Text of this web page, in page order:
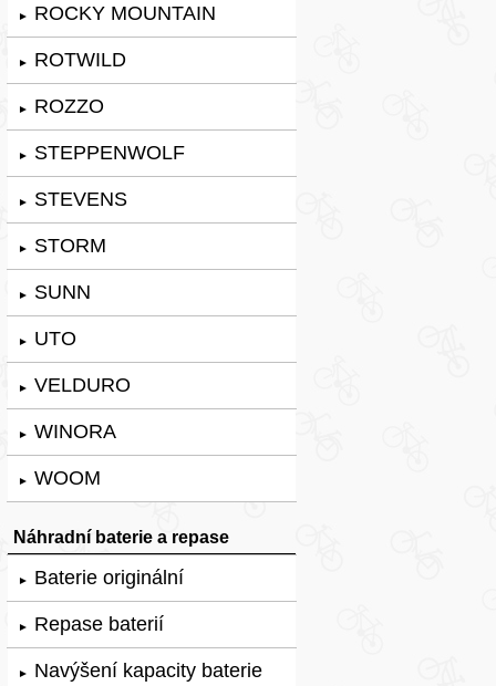
► ROCKY MOUNTAIN
► ROTWILD
► ROZZO
► STEPPENWOLF
► STEVENS
► STORM
► SUNN
► UTO
► VELDURO
► WINORA
► WOOM
Náhradní baterie a repase
► Baterie originální
► Repase baterií
► Navýšení kapacity baterie